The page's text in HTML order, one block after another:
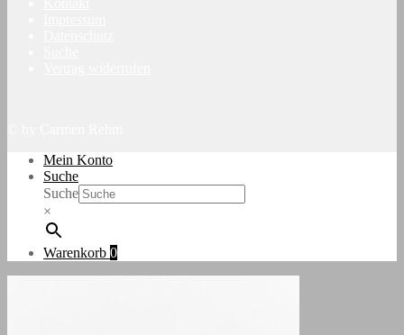
Mein Konto
Suche
Suche
×
Warenkorb 0